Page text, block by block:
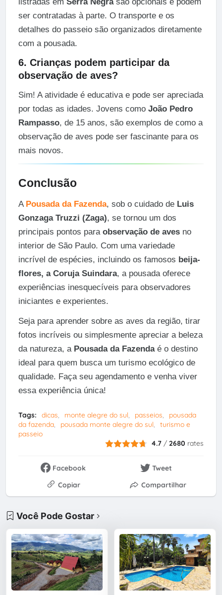
ser contratadas à parte. O transporte e os
detalhes do passeio são organizados diretamente
com a pousada.
6. Crianças podem participar da
observação de aves?
Sim! A atividade é educativa e pode ser apreciada
por todas as idades. Jovens como João Pedro
Rampasso, de 15 anos, são exemplos de como a
observação de aves pode ser fascinante para os
mais novos.
Conclusão
A Pousada da Fazenda, sob o cuidado de Luis
Gonzaga Truzzi (Zaga), se tornou um dos
principais pontos para observação de avesno
interior de São Paulo. Com uma variedade
incrível de espécies, incluindo os famosos beija-
flores, a Coruja Suindara, a pousada oferece
experiências inesquecíveis para observadores
iniciantes e experientes.
Seja para aprender sobre as aves da região, tirar
fotos incríveis ou simplesmente apreciar a beleza
da natureza, a Pousada da Fazendaé o destino
ideal para quem busca um turismo ecológico de
qualidade. Faça seu agendamento e venha viver
essa experiência única!
Tags: dicas monte alegre do sul passeios
pousada
da fazenda
pousada monte alegre do sul
turismo e
passeio
4.7 /2680 rates
Facebook
Tweet
Copiar
Compartilhar
Você Pode Gostar